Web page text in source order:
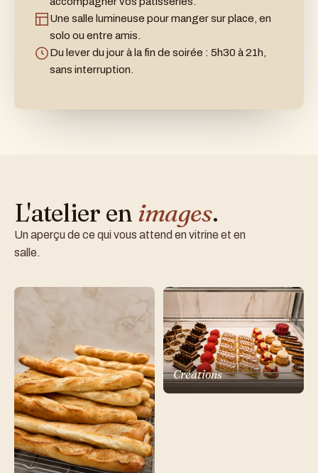
Une salle lumineuse pour manger sur place, en
solo ou entre amis.
Du lever du jour à la fin de soirée : 5h30 à 21h,
sans interruption.
L'atelier en images.
Un aperçu de ce qui vous attend en vitrine et en
salle.
Créations